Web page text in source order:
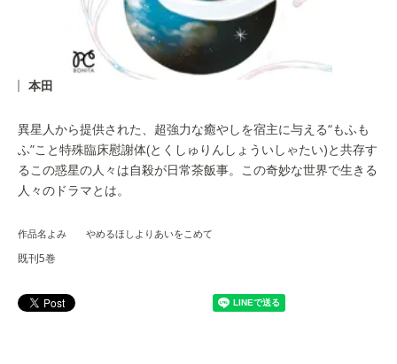
本田
異星人から提供された、超強力な癒やしを宿主に与える“もふも
ふ”こと特殊臨床慰謝体(とくしゅりんしょういしゃたい)と共存す
るこの惑星の人々は自殺が日常茶飯事。この奇妙な世界で生きる
人々のドラマとは。
作品名よみ やめるほしよりあいをこめて
既刊5巻